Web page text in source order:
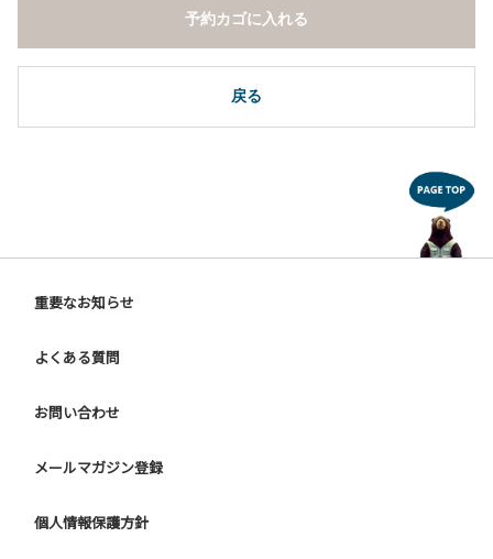
８.炭火の利用後は炭の鎮火の確認をお願いいたします。
９.BBQ台（BBQコンロやグリル）の貸出はございません。
10.駐車場や芝生スペースを含め、コテージ周辺でのタープ・
テントの設営、テーブル・椅子の持ち出しは禁止です。
２.安全管理上、お子様の単独での行動はご遠慮ください。
４.ご訪問客とのサイト内での面会はご遠慮願います。
６.周囲に迷惑となるような行為（夜間の大声での談笑等）や
７.BBQ台（BBQコンロやグリル）は床面から高さ60cm以上
さい。
９ ユニットハウス内のシンクでは、コンロや網などの洗浄は
戻る
予約カゴに入れる
重要なお知らせ
よくある質問
お問い合わせ
メールマガジン登録
個人情報保護方針